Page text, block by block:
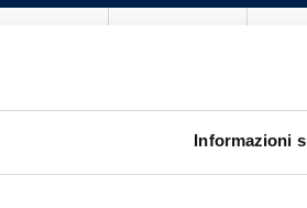
Informazioni
64
4 32